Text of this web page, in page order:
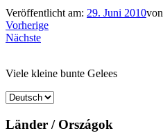
Veröffentlicht am: 29. Juni 2010von
Vorherige
Nächste
Viele kleine bunte Gelees
Sprache
Länder / Országok